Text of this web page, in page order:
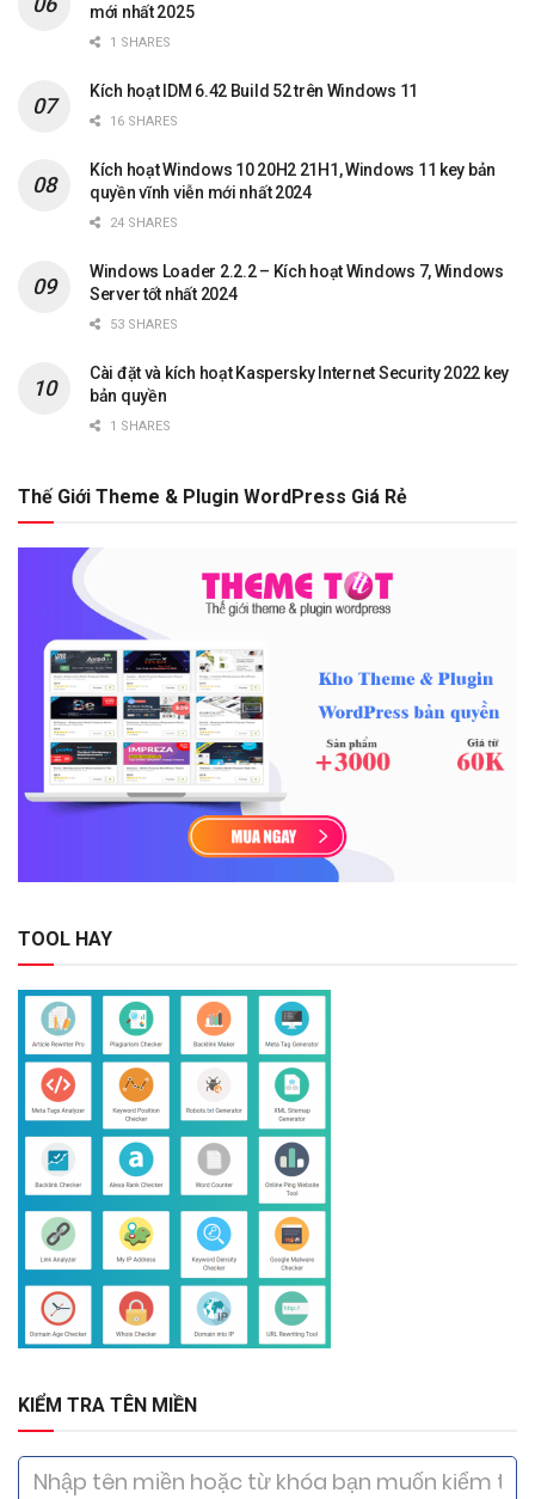
mới nhất 2025
1 SHARES
Kích hoạt IDM 6.42 Build 52 trên Windows 11
16 SHARES
Kích hoạt Windows 10 20H2 21H1, Windows 11 key bản
quyền vĩnh viễn mới nhất 2024
24 SHARES
Windows Loader 2.2.2 – Kích hoạt Windows 7, Windows
Server tốt nhất 2024
53 SHARES
Cài đặt và kích hoạt Kaspersky Internet Security 2022 key
bản quyền
1 SHARES
Thế Giới Theme & Plugin WordPress Giá Rẻ
TOOL HAY
KIỂM TRA TÊN MIỀN